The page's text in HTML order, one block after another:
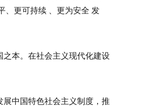
、更可持续 、更为安全 发
本。在社会主义现代化建设
中国特色社会主义制度，推